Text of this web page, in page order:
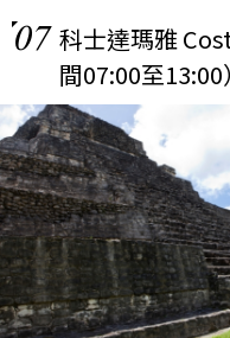
07 科士達瑪雅
間07:00至13:00）